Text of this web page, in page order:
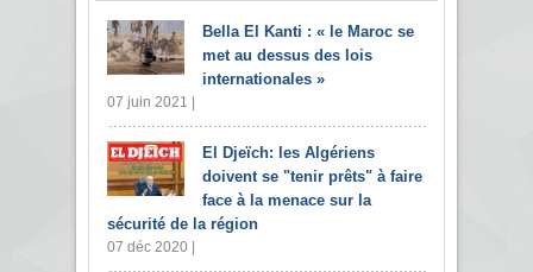
Bella El Kanti : « le Maroc se
met au dessus des lois
internationales »
07 juin 2021 |
El Djeïch: les Algériens
doivent se "tenir prêts" à faire
face à la menace sur la
sécurité de la région
07 déc 2020 |